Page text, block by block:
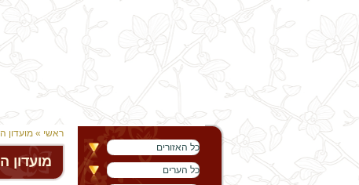
ראשי » מועדון
מועדון
כל האזורים
כל הערים